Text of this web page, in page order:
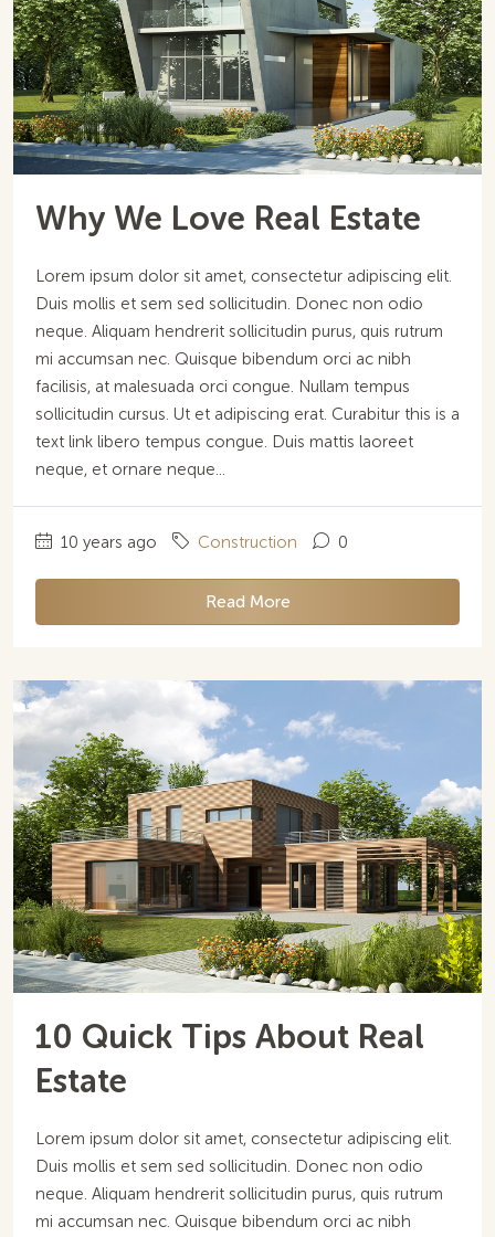
Why We Love Real Estate
Lorem ipsum dolor sit amet, consectetur adipiscing elit.
Duis mollis et sem sed sollicitudin. Donec non odio
neque. Aliquam hendrerit sollicitudin purus, quis rutrum
mi accumsan nec. Quisque bibendum orci ac nibh
facilisis, at malesuada orci congue. Nullam tempus
sollicitudin cursus. Ut et adipiscing erat. Curabitur this is a
text link libero tempus congue. Duis mattis laoreet
neque, et ornare neque...
10 years ago Construction 0
Read More
10 Quick Tips About Real
Estate
Lorem ipsum dolor sit amet, consectetur adipiscing elit.
Duis mollis et sem sed sollicitudin. Donec non odio
neque. Aliquam hendrerit sollicitudin purus, quis rutrum
mi accumsan nec. Quisque bibendum orci ac nibh